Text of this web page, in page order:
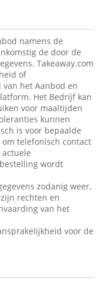
namens de
de door de
Takeaway.com
of
het Aanbod en
Het Bedrijf kan
voor maaltijden
kunnen
is voor bepaalde
telefonisch contact
wordt
zodanig weer,
rechten en
van het
voor de